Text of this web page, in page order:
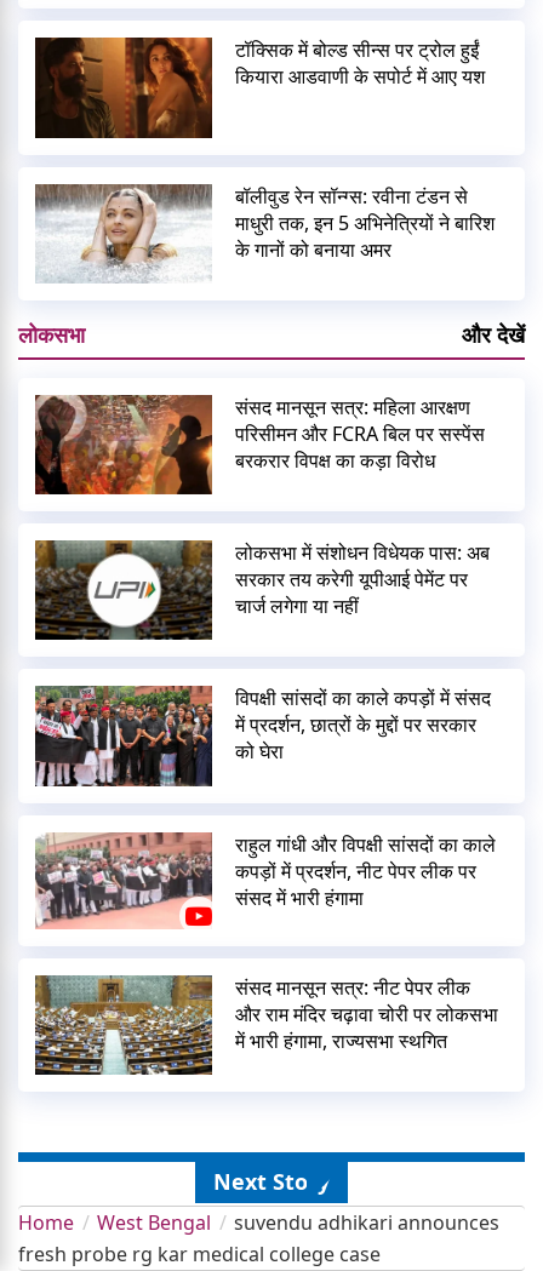
टॉक्सिक में बोल्ड सीन्स पर ट्रोल हुईं
कियारा आडवाणी के सपोर्ट में आए यश
बॉलीवुड रेन सॉन्ग्स: रवीना टंडन से
माधुरी तक, इन 5 अभिनेत्रियों ने बारिश
के गानों को बनाया अमर
लोकसभा और देखें
संसद मानसून सत्र: महिला आरक्षण
परिसीमन और FCRA बिल पर सस्पेंस
बरकरार विपक्ष का कड़ा विरोध
लोकसभा में संशोधन विधेयक पास: अब
सरकार तय करेगी यूपीआई पेमेंट पर
चार्ज लगेगा या नहीं
विपक्षी सांसदों का काले कपड़ों में संसद
में प्रदर्शन, छात्रों के मुद्दों पर सरकार
को घेरा
राहुल गांधी और विपक्षी सांसदों का काले
कपड़ों में प्रदर्शन, नीट पेपर लीक पर
संसद में भारी हंगामा
संसद मानसून सत्र: नीट पेपर लीक
और राम मंदिर चढ़ावा चोरी पर लोकसभा
में भारी हंगामा, राज्यसभा स्थगित
Next Story
Home West Bengal
suvendu adhikari announces
fresh probe rg kar medical college case